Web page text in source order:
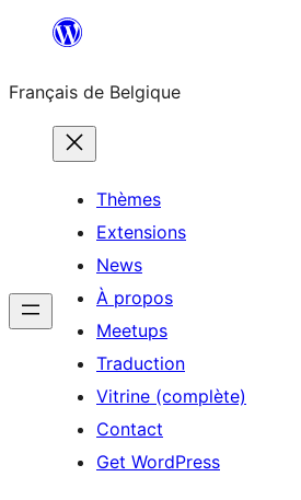
contenu
Français de Belgique
Thèmes
Extensions
News
À propos
Meetups
Traduction
Vitrine (complète)
Contact
Get WordPress